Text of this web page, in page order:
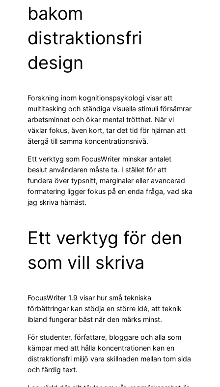
bakom
distraktionsfri
design
Forskning inom kognitionspsykologi visar att
multitasking och ständiga visuella stimuli försämrar
arbetsminnet och ökar mental trötthet. När vi
växlar fokus, även kort, tar det tid för hjärnan att
återgå till samma koncentrationsnivå.
Ett verktyg som FocusWriter minskar antalet
beslut användaren måste ta. I stället för att
fundera över typsnitt, marginaler eller avancerad
formatering ligger fokus på en enda fråga, vad ska
jag skriva härnäst.
Ett verktyg för den
som vill skriva
FocusWriter 1.9 visar hur små tekniska
förbättringar kan stödja en större idé, att teknik
ibland fungerar bäst när den märks minst.
För studenter, författare, bloggare och alla som
kämpar med att hålla koncentrationen kan en
distraktionsfri miljö vara skillnaden mellan tom sida
och färdig text.